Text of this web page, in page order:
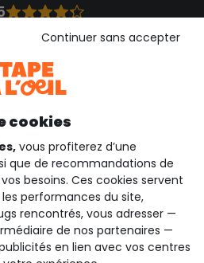
de confiance
notre application
notre application
cookies
vous profiterez d’une
que de recommandations de
besoins. Ces cookies servent
performances du site,
rencontrés, vous adresser —
de nos partenaires —
en lien avec vos centres
Continuer sans accepter